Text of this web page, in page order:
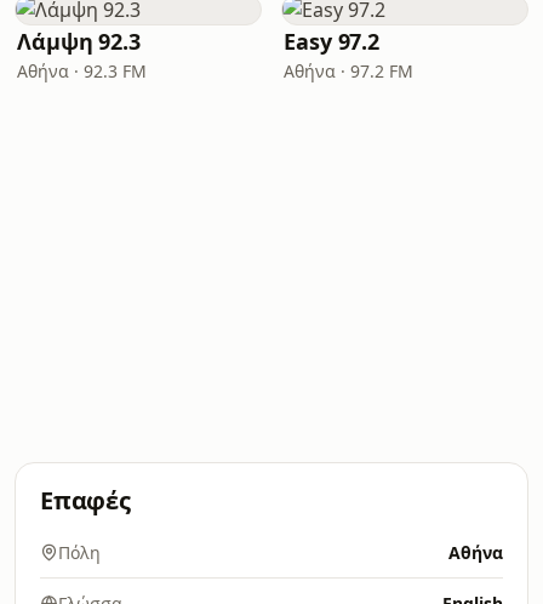
Λάμψη 92.3
Αθήνα · 92.3 FM
Easy 97.2
Αθήνα · 97.2 FM
Επαφές
Πόλη Αθήνα